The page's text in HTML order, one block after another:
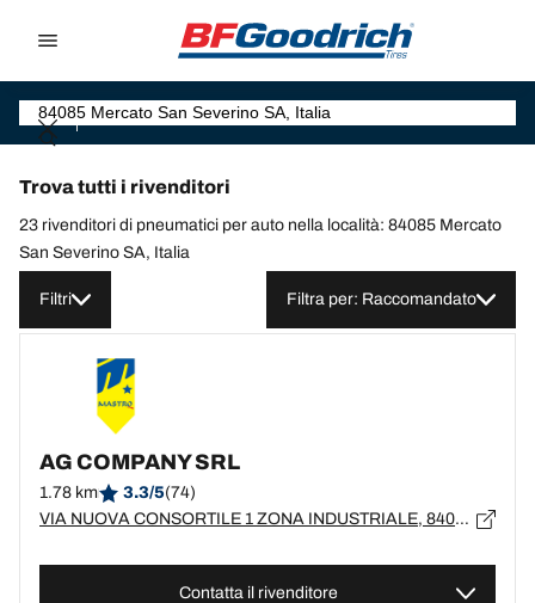
Trova tutti i rivenditori
23 rivenditori di pneumatici per auto nella località: 84085 Mercato
San Severino SA, Italia
Filtri Filtra per: Raccomandato
AG COMPANY SRL
1.78 km 3.3/5(74)
VIA NUOVA CONSORTILE 1 ZONA INDUSTRIALE, 84084, FISCIANO, SA
Contatta il rivenditore